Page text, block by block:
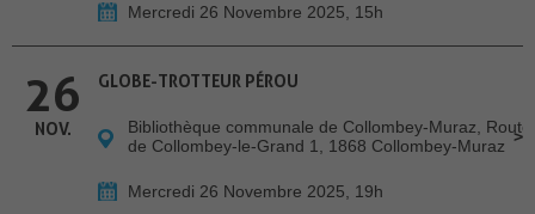
Mercredi 26 Novembre 2025, 15h
26
NOV.
GLOBE-TROTTEUR PÉROU
Bibliothèque communale de Collombey-Muraz, Route
de Collombey-le-Grand 1, 1868 Collombey-Muraz
Mercredi 26 Novembre 2025, 19h